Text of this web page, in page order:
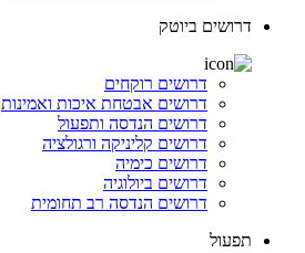
דרושים ביוטק
דרושים רוקחים
דרושים אבטחת איכות ואמינות
דרושים הנדסה ותפעול
דרושים קליניקה ורגולציה
דרושים כימיה
דרושים ביולוגיה
דרושים הנדסה רב תחומית
תפעול